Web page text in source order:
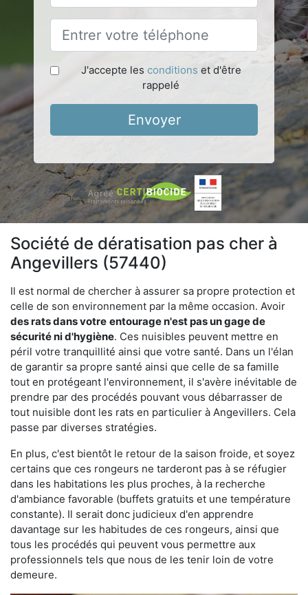
J'accepte les conditions et d'être
rappelé
Envoyer
Société de dératisation pas cher à
Angevillers (57440)
Il est normal de chercher à assurer sa propre protection et
celle de son environnement par la même occasion. Avoir
des rats dans votre entourage n'est pas un gage de
sécurité ni d'hygiène. Ces nuisibles peuvent mettre en
péril votre tranquillité ainsi que votre santé. Dans un l'élan
de garantir sa propre santé ainsi que celle de sa famille
tout en protégeant l'environnement, il s'avère inévitable de
prendre par des procédés pouvant vous débarrasser de
tout nuisible dont les rats en particulier à Angevillers. Cela
passe par diverses stratégies.
En plus, c'est bientôt le retour de la saison froide, et soyez
certains que ces rongeurs ne tarderont pas à se réfugier
dans les habitations les plus proches, à la recherche
d'ambiance favorable (buffets gratuits et une température
constante). Il serait donc judicieux d'en apprendre
davantage sur les habitudes de ces rongeurs, ainsi que
tous les procédés qui peuvent vous permettre aux
professionnels tels que nous de les tenir loin de votre
demeure.